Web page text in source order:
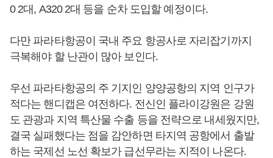
0 2대, A320 2대 등을 순차 도입할 예정이다.
다만 파라타항공이 국내 주요 항공사로 자리잡기까지
극복해야 할 난관이 많아 보인다.
우선 파라타항공의 주 기지인 양양공항의 지역 인구가
적다는 핸디캡은 여전하다. 전신인 플라이강원은 강원
도 관광과 지역 특산물 수출 등을 전략으로 내세웠지만,
결국 실패했다는 점을 감안하면 타지역 공항에서 출발
하는 국제선 노선 확보가 급선무라는 지적이 나온다.